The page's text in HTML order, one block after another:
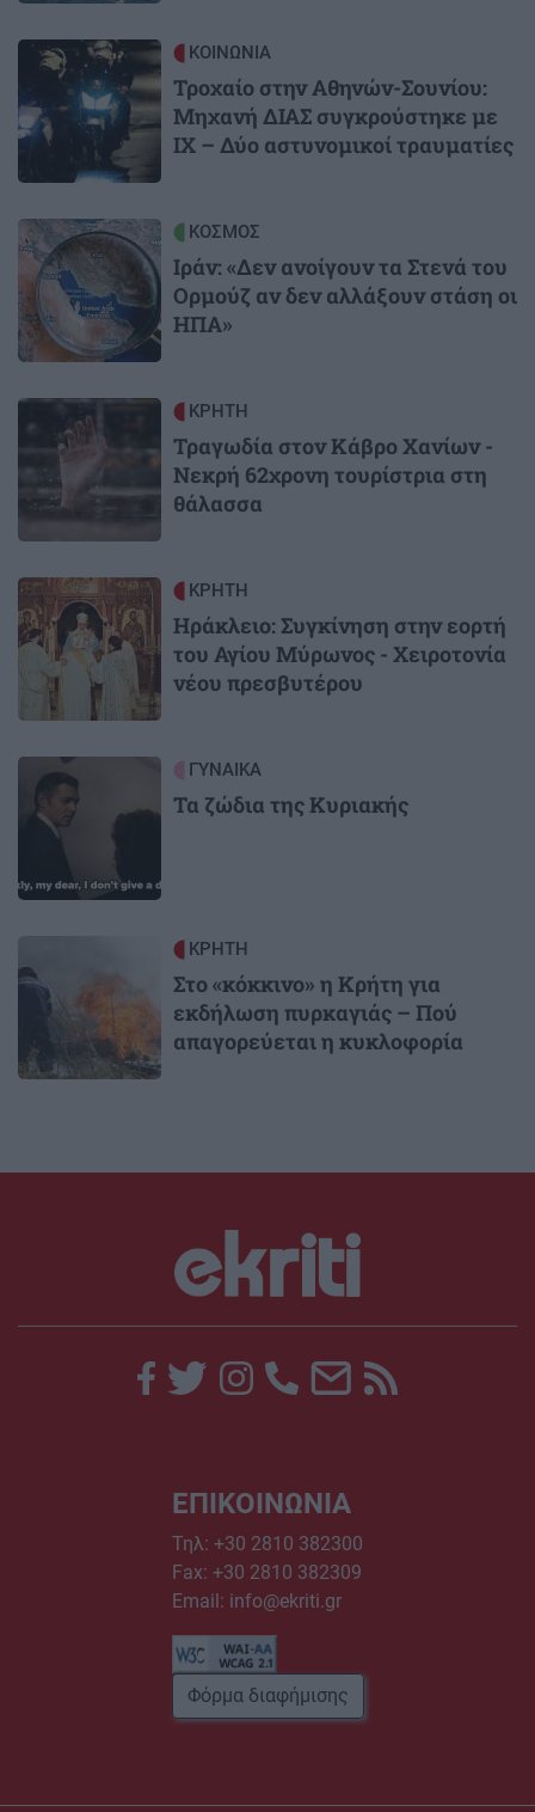
Image ΚΟΙΝΩΝΙΑ
Τροχαίο στην Αθηνών-Σουνίου:
Μηχανή ΔΙΑΣ συγκρούστηκε με
ΙΧ – Δύο αστυνομικοί τραυματίες
Image ΚΟΣΜΟΣ
Ιράν: «Δεν ανοίγουν τα Στενά του
Ορμούζ αν δεν αλλάξουν στάση οι
ΗΠΑ»
ΚΡΗΤΗ
Τραγωδία στον Κάβρο Χανίων -
Νεκρή 62χρονη τουρίστρια στη
θάλασσα
Image ΚΡΗΤΗ
Ηράκλειο: Συγκίνηση στην εορτή
του Αγίου Μύρωνος - Χειροτονία
νέου πρεσβυτέρου
Image ΓΥΝΑΙΚΑ
Τα ζώδια της Κυριακής
ΚΡΗΤΗ
Στο «κόκκινο» η Κρήτη για
εκδήλωση πυρκαγιάς – Πού
απαγορεύεται η κυκλοφορία
ΕΠΙΚΟΙΝΩΝΙΑ
Τηλ: +30 2810 382300
Fax: +30 2810 382309
Email: info@ekriti.gr
Φόρμα διαφήμισης